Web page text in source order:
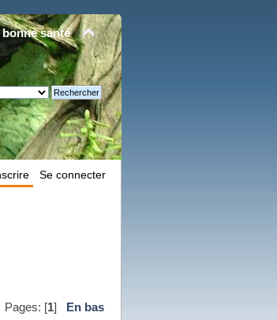
santé
Se connecter
Pages: [1] En bas